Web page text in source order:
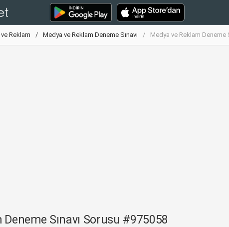
Reklam Medya ve Reklam Deneme Sınavı Medya ve Reklam Deneme
Deneme Sınavı Sorusu #975058